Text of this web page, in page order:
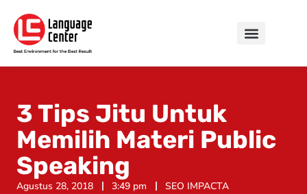
3 Tips Jitu Untuk
Memilih Materi Public
Speaking
Agustus 28, 2018 3:49 pm SEO IMPACTA